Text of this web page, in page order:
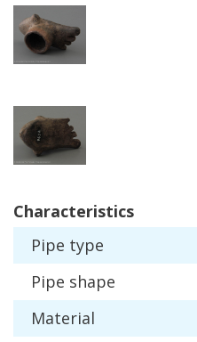
Characteristics
Pipe type
Pipe shape
Material